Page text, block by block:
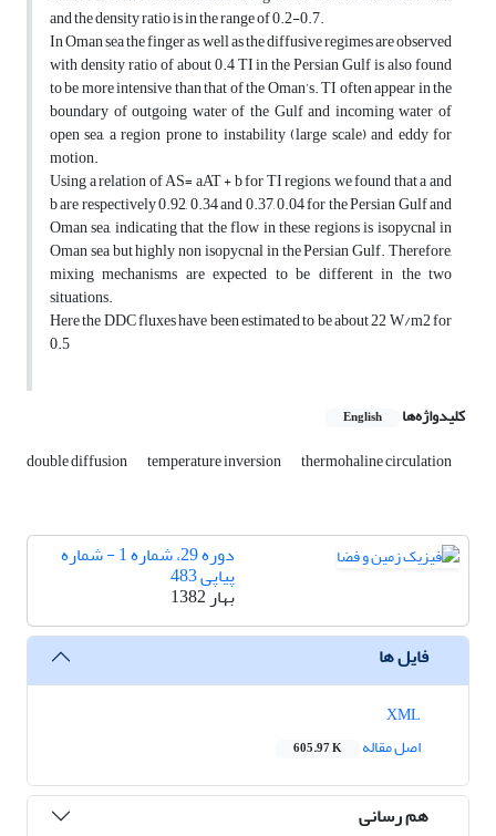
and the density ratio is in the range of 0.2-0.7.
In Oman sea the finger as well as the diffusive regimes are observed
with density ratio of about 0.4 TI in the Persian Gulf is also found
to be more intensive than that of the Oman’s. TI often appear in the
boundary of outgoing water of the Gulf and incoming water of
open sea, a region prone to instability (large scale) and eddy for
motion.
Using a relation of AS= aAT + b for TI regions, we found that a and
b are respectively 0.92, 0.34 and 0.37, 0.04 for the Persian Gulf and
Oman sea, indicating that the flow in these regions is isopycnal in
Oman sea but highly non isopycnal in the Persian Gulf. Therefore,
mixing mechanisms are expected to be different in the two
situations.
Here the DDC fluxes have been estimated to be about 22 W/m2 for
0.5
کلیدواژه‌ها English
double diffusion temperature inversion thermohaline circulation
دوره 29، شماره 1 - شماره
پیاپی 483
بهار 1382
فایل ها
اصل مقاله
605.97 K
هم رسانی